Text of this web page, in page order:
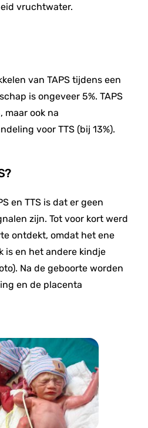
vruchtwater.
van TAPS tijdens een
is ongeveer 5%. TAPS
maar ook na
voor TTS (bij 13%).
en TTS is dat er geen
zijn. Tot voor kort werd
ontdekt, omdat het ene
is en het andere kindje
Na de geboorte worden
en de placenta